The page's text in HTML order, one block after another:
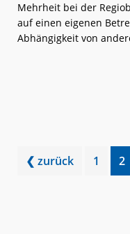
Mehrheit bei der
auf einen eigenen
Abhängigkeit von
❮ zurück
Go
1
Go
to
2